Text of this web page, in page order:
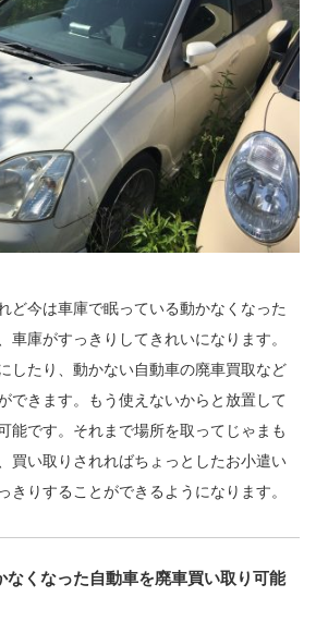
ど今は車庫で眠っている動かなくなった
車庫がすっきりしてきれいになります。
したり、動かない自動車の廃車買取など
できます。もう使えないからと放置して
能です。それまで場所を取ってじゃまも
買い取りされればちょっとしたお小遣い
きりすることができるようになります。
なくなった自動車を廃車買い取り可能